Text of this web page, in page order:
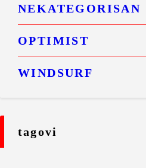
NEKATEGORISAN
OPTIMIST
WINDSURF
tagovi